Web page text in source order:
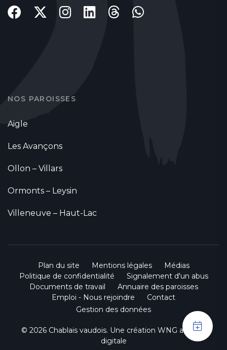
NOS PAROISSES
Aigle
Les Avançons
Ollon – Villars
Ormonts – Leysin
Villeneuve – Haut-Lac
Plan du site Mentions légales
Médias
Politique de confidentialité
Signalement d'un abus
Documents de travail
Annuaire des paroisses
Emploi - Nous rejoindre
Contact
Gestion des données
© 2026 Chablais vaudois. Une création WNG agence
digitale